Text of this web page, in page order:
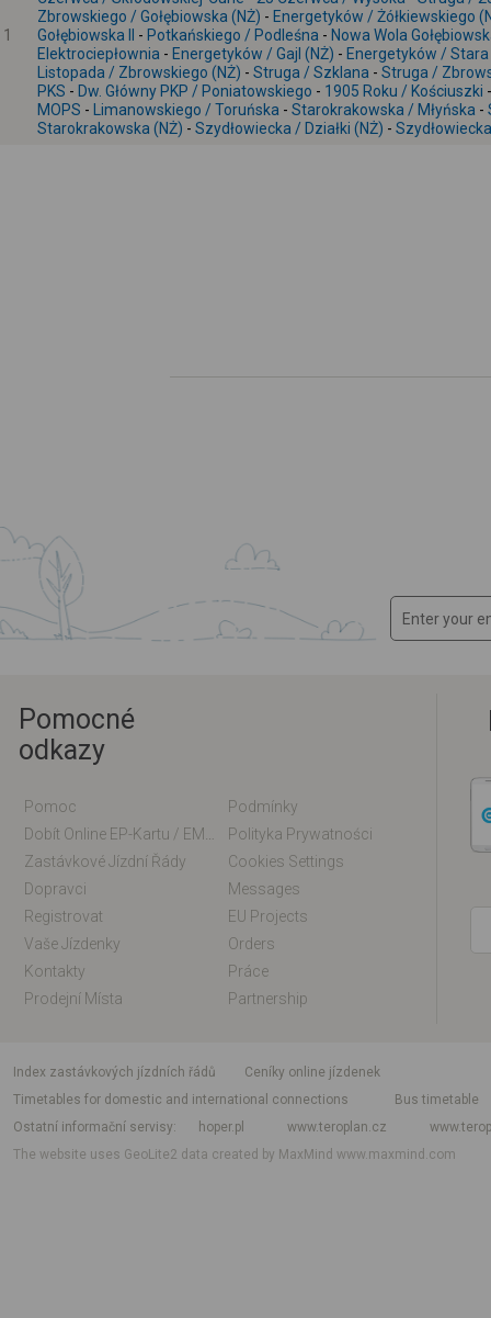
1
Zbrowskiego / Gołębiowska (NŻ) - Energetyków / Żółkiewskiego
Gołębiowska II
- Potkańskiego / Podleśna - Nowa Wola
Elektrociepłownia - Energetyków / Gajl (NŻ) - Energetyków / Stara
Listopada / Zbrowskiego (NŻ) - Struga / Szklana - Struga /
PKS - Dw. Główny PKP / Poniatowskiego - 1905 Roku / Kościuszki
MOPS - Limanowskiego / Toruńska - Starokrakowska / Młyńska -
Starokrakowska (NŻ) - Szydłowiecka / Działki (NŻ) -
Pomocné
odkazy
Pomoc
Podmínky
Polityka Prywatności
Zastávkové Jízdní Řády
Cookies Settings
Dopravci
Messages
Registrovat
EU Projects
Vaše Jízdenky
Orders
Kontakty
Práce
Prodejní Místa
Partnership
index zastávkových jízdních řádů
Ceníky online jízdenek
Timetables for domestic and international connections
Bus timetable
Ostatní informační servisy
hoper.pl www.teroplan.cz
The website uses GeoLite2 data created by MaxMindwww.maxmind.com